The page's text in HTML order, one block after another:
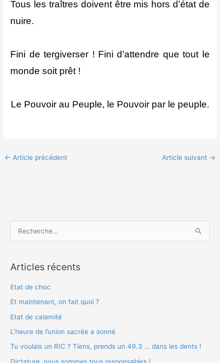
Tous les traîtres doivent être mis hors d’état de
nuire.
Fini de tergiverser ! Fini d’attendre que tout le
monde soit prêt !
Le Pouvoir au Peuple, le Pouvoir par le peuple.
← Article précédent Article suivant →
h
e
r
Articles récents
Etat de choc
Et maintenant, on fait quoi ?
Etat de calamité
L’heure de l’union sacrée a sonné
Tu voulais un RIC ? Tiens, prends un 49.3 … dans les dents !